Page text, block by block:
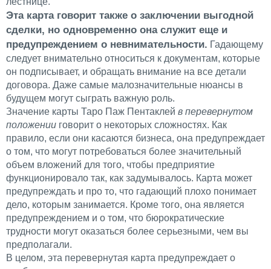
Эта карта говорит также о заключении выгодной
сделки, но одновременно она служит еще и
предупреждением о невнимательности. Гадающему
следует внимательно относиться к документам, которые
он подписывает, и обращать внимание на все детали
договора. Даже самые малозначительные нюансы в
будущем могут сыграть важную роль.
Значение карты Таро Паж Пентаклей в перевернутом
положении говорит о некоторых сложностях. Как
правило, если они касаются бизнеса, она предупреждает
о том, что могут потребоваться более значительный
объем вложений для того, чтобы предприятие
функционировало так, как задумывалось. Карта может
предупреждать и про то, что гадающий плохо понимает
дело, которым занимается. Кроме того, она является
предупреждением и о том, что бюрократические
трудности могут оказаться более серьезными, чем вы
предполагали.
В целом, эта перевернутая карта предупреждает о